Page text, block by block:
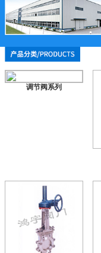
调节阀系列